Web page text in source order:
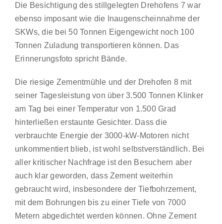
Die Besichtigung des stillgelegten Drehofens 7 war
ebenso imposant wie die Inaugenscheinnahme der
SKWs, die bei 50 Tonnen Eigengewicht noch 100
Tonnen Zuladung transportieren können. Das
Erinnerungsfoto spricht Bände.
Die riesige Zementmühle und der Drehofen 8 mit
seiner Tagesleistung von über 3.500 Tonnen Klinker
am Tag bei einer Temperatur von 1.500 Grad
hinterließen erstaunte Gesichter. Dass die
verbrauchte Energie der 3000-kW-Motoren nicht
unkommentiert blieb, ist wohl selbstverständlich. Bei
aller kritischer Nachfrage ist den Besuchern aber
auch klar geworden, dass Zement weiterhin
gebraucht wird, insbesondere der Tiefbohrzement,
mit dem Bohrungen bis zu einer Tiefe von 7000
Metern abgedichtet werden können. Ohne Zement